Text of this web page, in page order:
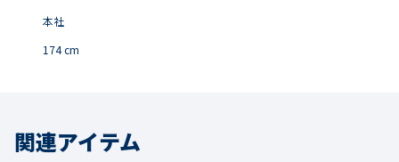
本社
174cm
関連アイテム